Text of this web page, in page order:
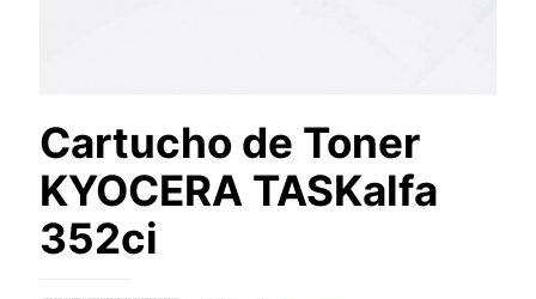
Cartucho de Toner
KYOCERA TASKalfa
352ci